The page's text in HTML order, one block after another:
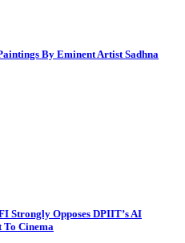
By Eminent Artist Sadhna
Strongly Opposes DPIIT’s AI
Cinema